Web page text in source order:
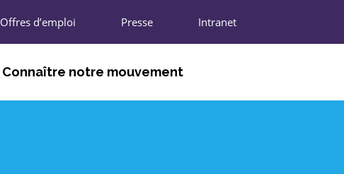
Offres d’emploi Presse Intranet
Connaître notre mouvement